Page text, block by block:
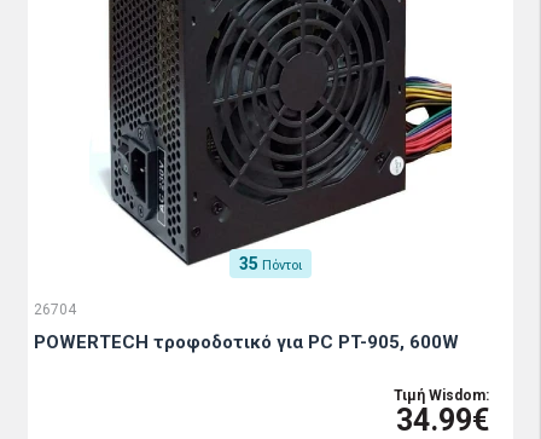
35 Πόντοι
26704
POWERTECH τροφοδοτικό για PC PT-905, 600W
Τιμή Wisdom:
34.99€